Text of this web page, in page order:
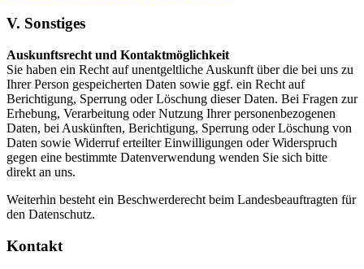
V. Sonstiges
Auskunftsrecht und Kontaktmöglichkeit
Sie haben ein Recht auf unentgeltliche Auskunft über die bei uns zu
Ihrer Person gespeicherten Daten sowie ggf. ein Recht auf
Berichtigung, Sperrung oder Löschung dieser Daten. Bei Fragen zur
Erhebung, Verarbeitung oder Nutzung Ihrer personenbezogenen
Daten, bei Auskünften, Berichtigung, Sperrung oder Löschung von
Daten sowie Widerruf erteilter Einwilligungen oder Widerspruch
gegen eine bestimmte Datenverwendung wenden Sie sich bitte
direkt an uns.
Weiterhin besteht ein Beschwerderecht beim Landesbeauftragten für
den Datenschutz.
Kontakt